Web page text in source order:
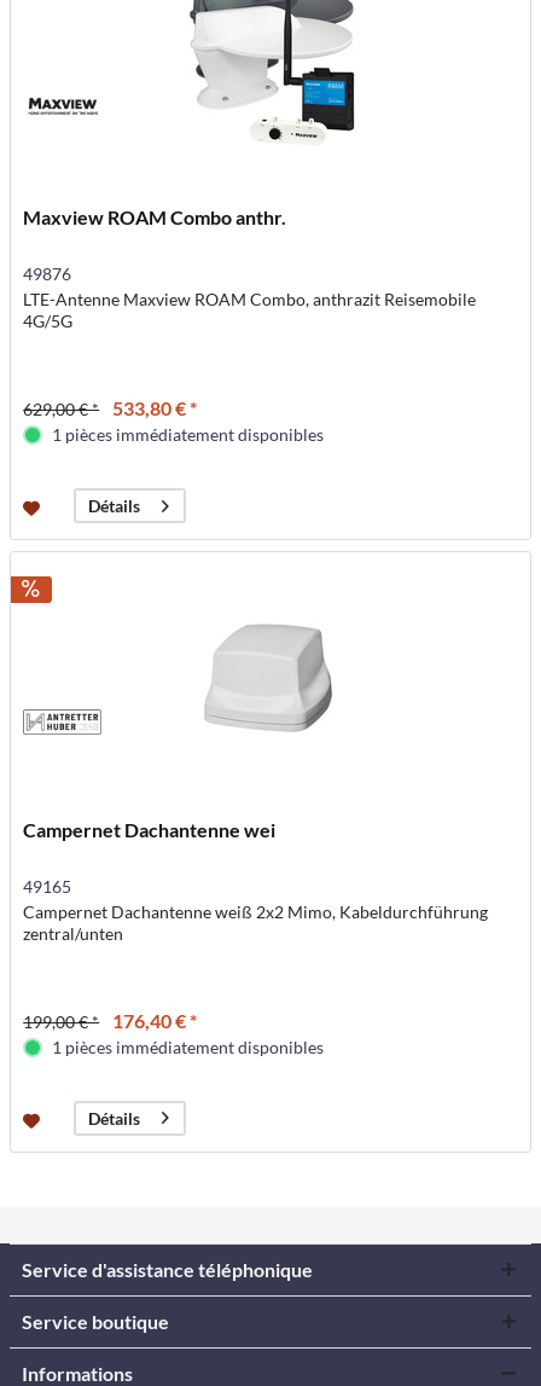
Maxview ROAM Combo anthr.
49876
LTE-Antenne Maxview ROAM Combo, anthrazit Reisemobile
4G/5G
629,00 € * 533,80 € *
1 pièces immédiatement disponibles
Détails
Campernet Dachantenne wei
49165
Campernet Dachantenne weiß 2x2 Mimo, Kabeldurchführung
zentral/unten
199,00 € * 176,40 € *
1 pièces immédiatement disponibles
Détails
Service d'assistance téléphonique
Service boutique
Informations